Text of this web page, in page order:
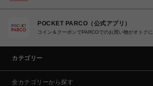
POCKET PARCO（公式アプリ）
コイン＆クーポンでPARCOでのお買い物がオトクに
カテゴリー
全カテゴリーから探す